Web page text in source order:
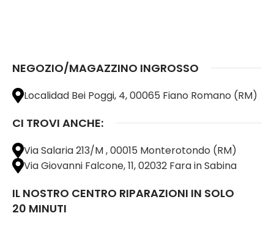
NEGOZIO/MAGAZZINO INGROSSO
Localidad Bei Poggi, 4, 00065 Fiano Romano (RM)
CI TROVI ANCHE:
Via Salaria 213/M , 00015 Monterotondo (RM)
Via Giovanni Falcone, 11, 02032 Fara in Sabina
IL NOSTRO CENTRO RIPARAZIONI IN SOLO
20 MINUTI